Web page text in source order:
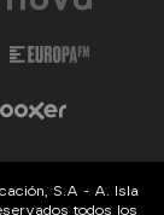
S.A - A. Isla
todos los